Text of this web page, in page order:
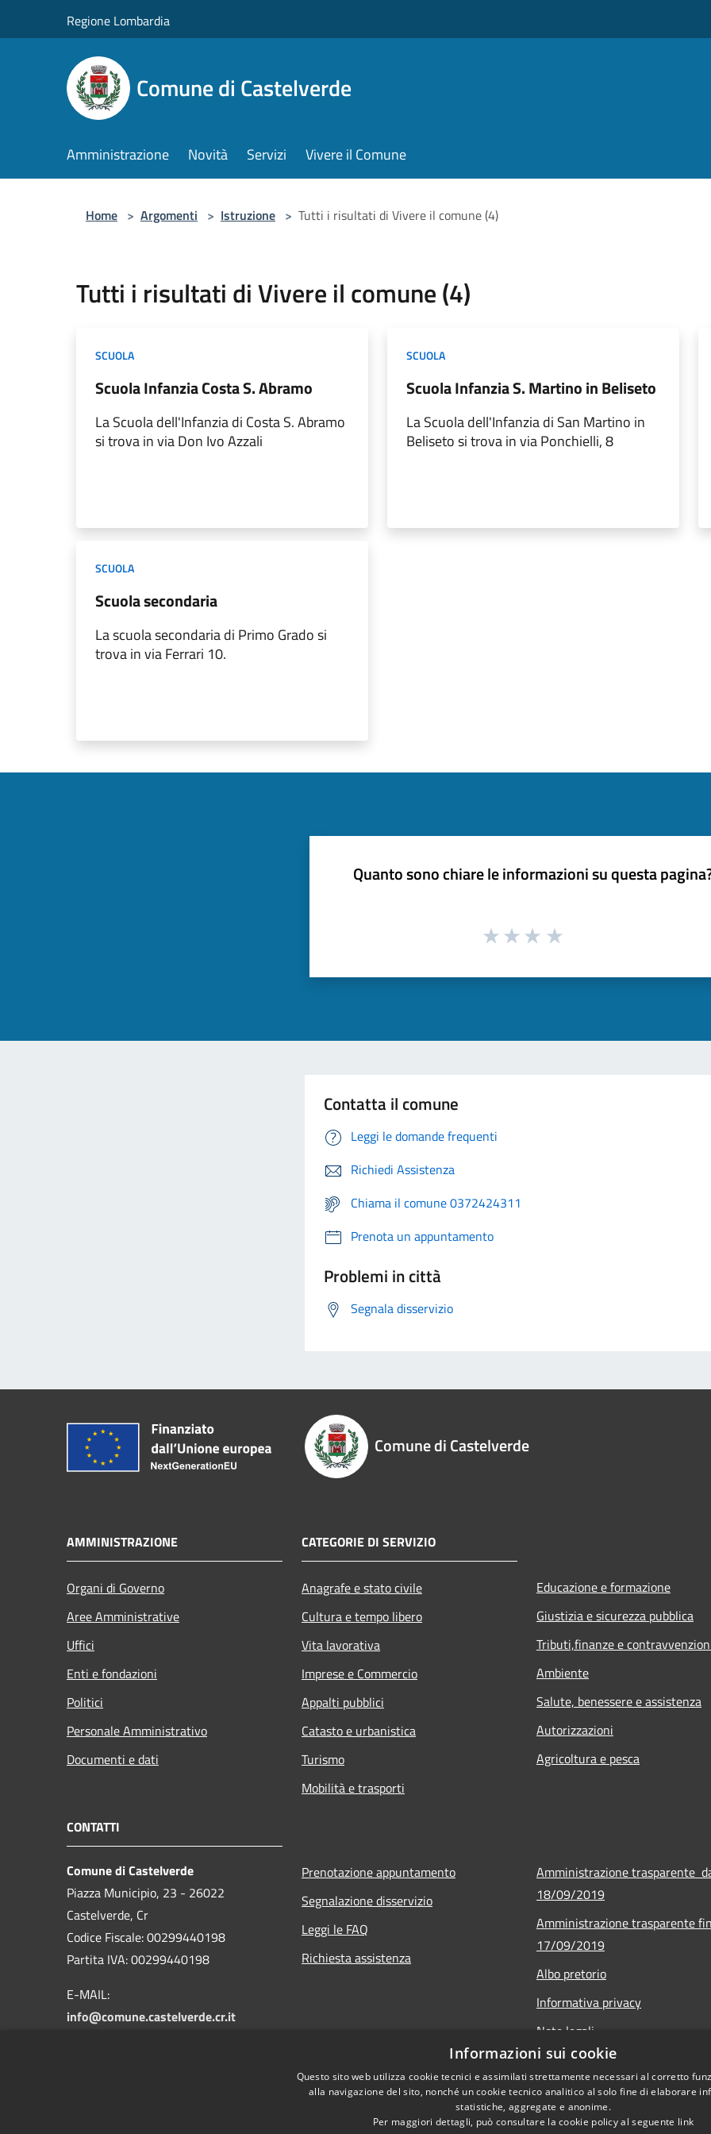
Regione Lombardia
Comune di Castelverde
Amministrazione Novità Servizi Vivere il Comune
Home > Argomenti > Istruzione > Tutti i risultati di Vivere il comune (4)
Tutti i risultati di Vivere il comune (4)
SCUOLA
Scuola Infanzia Costa S. Abramo
La Scuola dell'Infanzia di Costa S. Abramo
si trova in via Don Ivo Azzali
SCUOLA
Scuola Infanzia S. Martino in Beliseto
La Scuola dell'Infanzia di San Martino in
Beliseto si trova in via Ponchielli, 8
SCUOLA
Scuola secondaria
La scuola secondaria di Primo Grado si
trova in via Ferrari 10.
Quanto sono chiare le informazioni su questa
Contatta il comune
Leggi le domande frequenti
Richiedi Assistenza
Chiama il comune 0372424311
Prenota un appuntamento
Problemi in città
Segnala disservizio
Comune di Castelverde
AMMINISTRAZIONE
Organi di Governo
Aree Amministrative
Uffici
Enti e fondazioni
Politici
Personale Amministrativo
Documenti e dati
CATEGORIE DI SERVIZIO
Anagrafe e stato civile
Cultura e tempo libero
Vita lavorativa
Imprese e Commercio
Appalti pubblici
Catasto e urbanistica
Turismo
Mobilità e trasporti
Educazione e formazione
Giustizia e sicurezza pubblica
Tributi,finanze e
Ambiente
Salute, benessere e assistenza
Autorizzazioni
Agricoltura e pesca
CONTATTI
Comune di Castelverde
Piazza Municipio, 23 - 26022
Castelverde, Cr
Codice Fiscale: 00299440198
Partita IVA: 00299440198
E-MAIL:
info@comune.castelverde.cr.it
Prenotazione appuntamento
Segnalazione disservizio
Leggi le FAQ
Richiesta assistenza
Amministrazione trasparente
18/09/2019
Amministrazione trasparente
17/09/2019
Albo pretorio
Informativa privacy
Note legali
Dichiarazione di accessibilità -
Obiettivi di accessibilità - 2025
Informazioni sui cookie
Questo sito web utilizza cookie tecnici e assimilati strettamente necessari al corretto
alla navigazione del sito, nonché un cookie tecnico analitico al solo fine di elaborare
statistiche, aggregate e anonime.
Per maggiori dettagli, può consultare la cookie policy al seguente link